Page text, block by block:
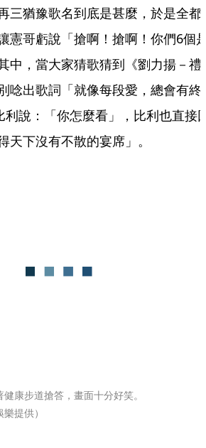
三猶豫歌名到底是甚麼，於是全都
憲哥虧說「搶啊！搶啊！你們6個
中，當大家猜歌猜到《劉力揚－禮
唸出歌詞「就像每段愛，總會有終
利說：「你怎麼看」，比利也直接
天下沒有不散的宴席」。
康步道搶答，畫面十分好笑。
樂提供）